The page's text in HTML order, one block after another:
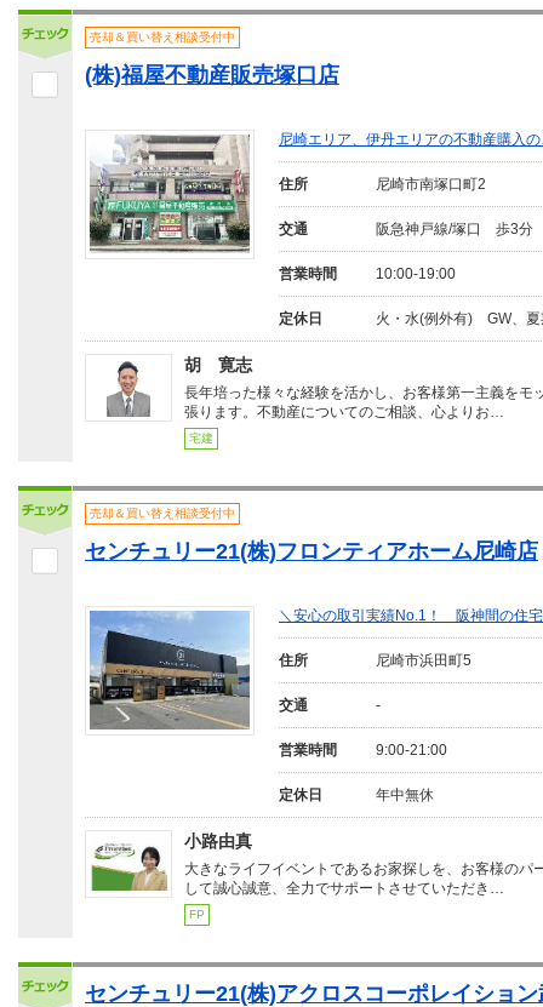
売却＆買い替え相談受付中
(株)福屋不動産販売塚口店
尼崎エリア、伊丹エリアの不動産購入
住所 尼崎市南塚口町2
交通 阪急神戸線/塚口 歩3分
営業時間 10:00-19:00
定休日 火・水(例外有) GW、夏
胡 寛志
長年培った様々な経験を活かし、お客様第一主義をモ
張ります。不動産についてのご相談、心よりお…
宅建
売却＆買い替え相談受付中
センチュリー21(株)フロンティアホーム尼崎店
＼安心の取引実績No.1！ 阪神間の住
住所 尼崎市浜田町5
交通 -
営業時間 9:00-21:00
定休日 年中無休
小路由真
大きなライフイベントであるお家探しを、お客様のパ
して誠心誠意、全力でサポートさせていただき…
FP
センチュリー21(株)アクロスコーポレイショ